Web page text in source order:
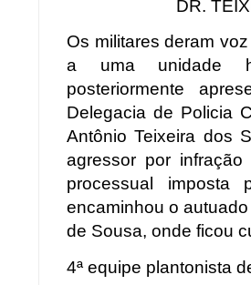
DR.
Os militares deram
a uma unidade
posteriormente
Delegacia de Policia
Antônio Teixeira dos
agressor por
processual
encaminhou o
de Sousa, onde ficou
4ª equipe plantonista